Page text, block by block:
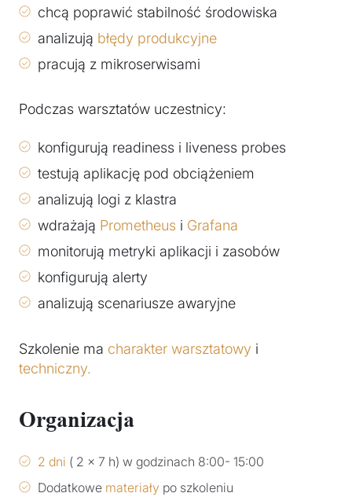
chcą poprawić stabilność środowiska
analizują błędy produkcyjne
pracują z mikroserwisami
Podczas warsztatów uczestnicy:
konfigurują readiness i liveness probes
testują aplikację pod obciążeniem
analizują logi z klastra
wdrażają Prometheus i Grafana
monitorują metryki aplikacji i zasobów
konfigurują alerty
analizują scenariusze awaryjne
Szkolenie ma charakter warsztatowy i
techniczny.
Organizacja
2 dni ( 2 x 7 h) w godzinach 8:00- 15:00
Dodatkowe materiały po szkoleniu